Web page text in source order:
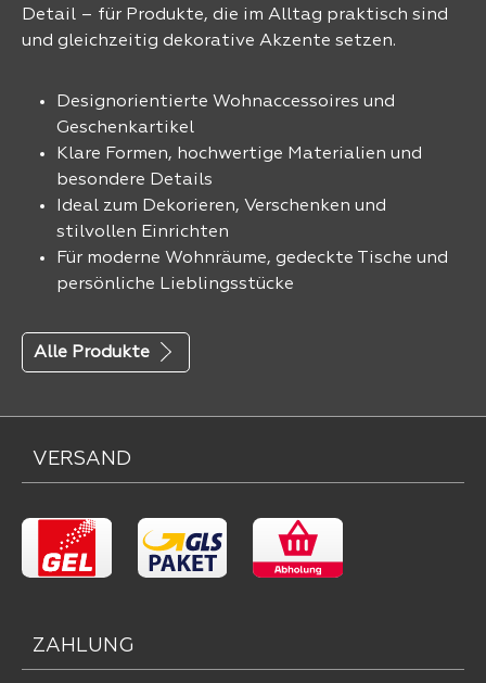
Detail – für Produkte, die im Alltag praktisch sind
und gleichzeitig dekorative Akzente setzen.
Designorientierte Wohnaccessoires und
Geschenkartikel
Klare Formen, hochwertige Materialien und
besondere Details
Ideal zum Dekorieren, Verschenken und
stilvollen Einrichten
Für moderne Wohnräume, gedeckte Tische und
persönliche Lieblingsstücke
Alle Produkte
VERSAND
ZAHLUNG